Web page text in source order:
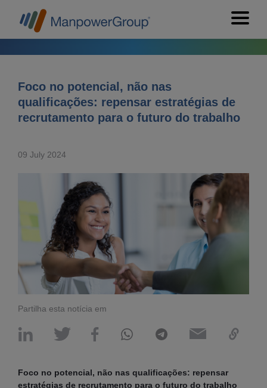
Foco no potencial, não nas
qualificações: repensar estratégias de
recrutamento para o futuro do trabalho
09 July 2024
Partilha esta notícia em
Foco no potencial, não nas qualificações: repensar
estratégias de recrutamento para o futuro do trabalho